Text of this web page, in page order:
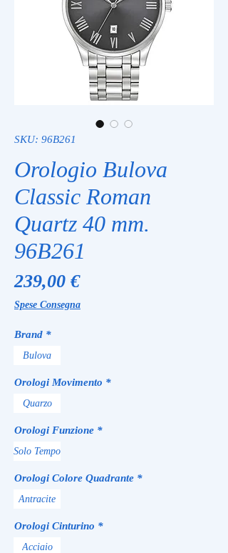
SKU: 96B261
Orologio Bulova
Classic Roman
Quartz 40 mm.
96B261
239,00 €Prezzo
Spese Consegna
Brand *
Bulova
Orologi Movimento *
Quarzo
Orologi Funzione *
Solo Tempo
Orologi Colore Quadrante *
Antracite
Orologi Cinturino *
Acciaio